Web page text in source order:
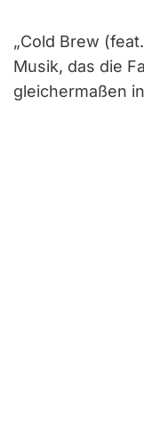
„Cold Brew
Musik, das die
gleichermaßen